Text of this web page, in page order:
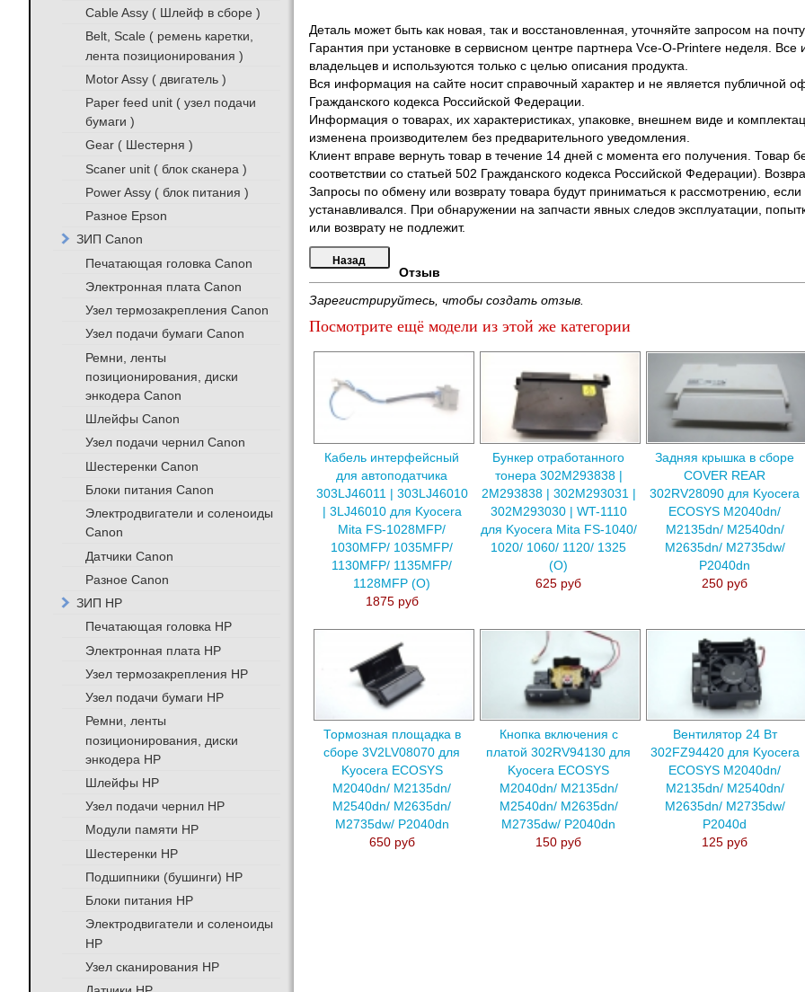
Деталь может быть как новая, так и восстановленная, уточняйте запросом на
Гарантия при установке в сервисном центре партнера Vce-O-Printere неделя.
владельцев и используются только с целью описания продукта.
Вся информация на сайте носит справочный характер и не является публичной
Гражданского кодекса Российской Федерации.
Информация о товарах, их характеристиках, упаковке, внешнем виде и
изменена производителем без предварительного уведомления.
Клиент вправе вернуть товар в течение 14 дней с момента его получения. Товар
соответствии со статьей 502 Гражданского кодекса Российской Федерации).
Запросы по обмену или возврату товара будут приниматься к рассмотрению,
устанавливался. При обнаружении на запчасти явных следов эксплуатации,
или возврату не подлежит.
Отзыв
Зарегистрируйтесь, чтобы создать отзыв.
Посмотрите ещё модели из этой же категории
Кабель интерфейсный
для автоподатчика
303LJ46011 | 303LJ46010
| 3LJ46010 для Kyocera
Mita FS-1028MFP/
1030MFP/ 1035MFP/
1130MFP/ 1135MFP/
1128MFP (O)
1875 руб
Бункер отработанного
тонера 302M293838 |
2M293838 | 302M293031 |
302M293030 | WT-1110
для Kyocera Mita FS-1040/
1020/ 1060/ 1120/ 1325
(О)
625 руб
Задняя крышка в сборе
COVER REAR
302RV28090 для Kyocera
ECOSYS M2040dn/
M2135dn/ M2540dn/
M2635dn/ M2735dw/
P2040dn
250 руб
Тормозная площадка в
сборе 3V2LV08070 для
Kyocera ECOSYS
M2040dn/ M2135dn/
M2540dn/ M2635dn/
M2735dw/ P2040dn
650 руб
Кнопка включения с
платой 302RV94130 для
Kyocera ECOSYS
M2040dn/ M2135dn/
M2540dn/ M2635dn/
M2735dw/ P2040dn
150 руб
Вентилятор 24 Вт
302FZ94420 для Kyocera
ECOSYS M2040dn/
M2135dn/ M2540dn/
M2635dn/ M2735dw/
P2040d
125 руб
Cable Assy ( Шлейф в сборе )
Belt, Scale ( ремень каретки,
лента позиционирования )
Motor Assy ( двигатель )
Paper feed unit ( узел подачи
бумаги )
Gear ( Шестерня )
Scaner unit ( блок сканера )
Power Assy ( блок питания )
Разное Epson
ЗИП Canon
Печатающая головка Canon
Электронная плата Canon
Узел термозакрепления Canon
Узел подачи бумаги Canon
Ремни, ленты
позиционирования, диски
энкодера Canon
Шлейфы Canon
Узел подачи чернил Canon
Шестеренки Canon
Блоки питания Canon
Электродвигатели и соленоиды
Canon
Датчики Canon
Разное Canon
ЗИП HP
Печатающая головка HP
Электронная плата HP
Узел термозакрепления HP
Узел подачи бумаги HP
Ремни, ленты
позиционирования, диски
энкодера HP
Шлейфы HP
Узел подачи чернил HP
Модули памяти HP
Шестеренки HP
Подшипники (бушинги) HP
Блоки питания HP
Электродвигатели и соленоиды
HP
Узел сканирования HP